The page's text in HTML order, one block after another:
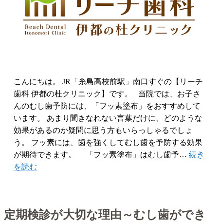
こんにちは。 JR「糸島高校前駅」南口すぐの【リーチ
歯科 伊都の杜クリニック】です。 当院では、お子さ
んのむし歯予防には、「フッ素塗布」をおすすめして
います。 あまり聞きなれない言葉だけに、どのような
効果があるのか疑問に思う方もいらっしゃるでしょ
う。 フッ素には、歯を強くしてむし歯を予防する効果
が期待できます。 「フッ素塗布」はむし歯予… 続き
を読む
定期検診が大切な理由～むし歯ができ